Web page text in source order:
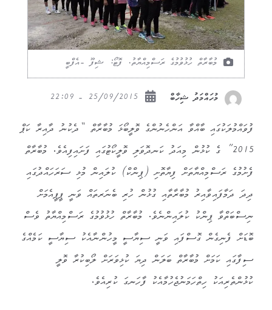
މުބާރާތް ހުޅުވުމުގެ ރަސްމިއްޔާތު. ފޮޓޯ: ޝިފޫ -އެފްބީ
މުހައްމަދު ޝިހާބް
ފުވައްމުލަކުގައި ބާއްވާ އަންހެނުންގެ ވޮލީބޯޅަ މުބާރާތް “ދެކުނު ދާއިރާ ކަޕް
2015” ގެ ކުޅުން މިއަދު ކަނދޮވަލި ވޮލީކޯޓުގައި ފަށައިފިއެވެ. މުބާރާތް
ފެށުމުގެ ރަސްމިއްޔާތަށް ފިޔާތޮށި (ޕިންކް) ކުލައިން މުޅި ސަރަހައްދުގައި
ދިދަ ދަމާފައިވާއިރު މުބާރާތާއި ގުޅުން ހުރި ބެނަރތައް ވަނީ ޕީޕީއެމަށް
ނިސްބަތްވާ ޕިންކު ކުލައިންނެވެ. މުބާރާތް ހުޅުވުމުގެ ރަސްމިއްޔާތު ވެސް
ބޮޑަށް ފެނިގެން ގޮސްފައި ވަނީ ސިޔާސީ މީހުންނާއެކު ސިޔާސީ ކަމެއްގެ
ސިފާގައި ކަމަށް މުބާރާތް ބަލަން ދިޔަ ކުޅިވަރަށް ލޯބިކުރާ ވޮލީ
ކުޅުންތެރިއަކު ހިތްހަމަނުޖެހުމާއެކު ފާހަނގަ ކުރިއެވެ.